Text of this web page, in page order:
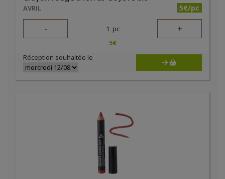
AVRIL 5€/pc
- 1 pc +
5€
Réception souhaitée le